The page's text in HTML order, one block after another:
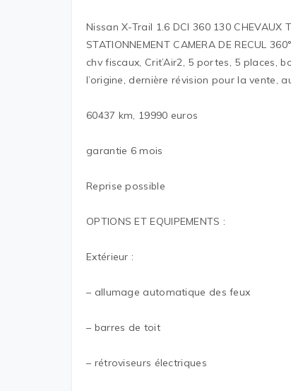
Nissan X-Trail 1.6 DCI 360 130 CHEVAUX
STATIONNEMENT CAMERA DE RECUL
chv fiscaux, Crit’Air2, 5 portes, 5 places,
l’origine, dernière révision pour la vente,
60437 km, 19990 euros
garantie 6 mois
Reprise possible
OPTIONS ET EQUIPEMENTS :
Extérieur :
– allumage automatique des feux
– barres de toit
– rétroviseurs électriques